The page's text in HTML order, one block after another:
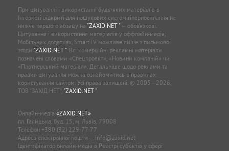
При цитуванні і використанні будь-яких матеріалів в
Інтернеті відкриті для пошукових систем гіперпосилання не
нижче першого абзацу на "ZAXID.NET "— обов’язкові.
Цитування і використання матеріалів у оффлайн-медіа,
Мобільних додатках, SmartTV можливе лише з письмової
згоди "ZAXID.NET ". Всі комерційні рекламні матеріали
позначені словами «Спецпроєкт», «Новини компаній» чи
«Партнерський матеріал». Детальніше щодо реклами та
правил цитування можна ознайомитись в правилах
користування сайтом. Усі права захищені. © 2005—2026,
ТОВ “ЗАХІД.НЕТ”, "ZAXID.NET ".
Онлайн-медіа «ZAXID.NET»
пл. Галицька, буд. 15, м. Львів, 79008
Телефон +380 (32) 229-77-77
Адреса електронної пошти — info@zaxid.net
Ідентифікатор онлайн-медіа в Реєстрі суб'єктів у сфері